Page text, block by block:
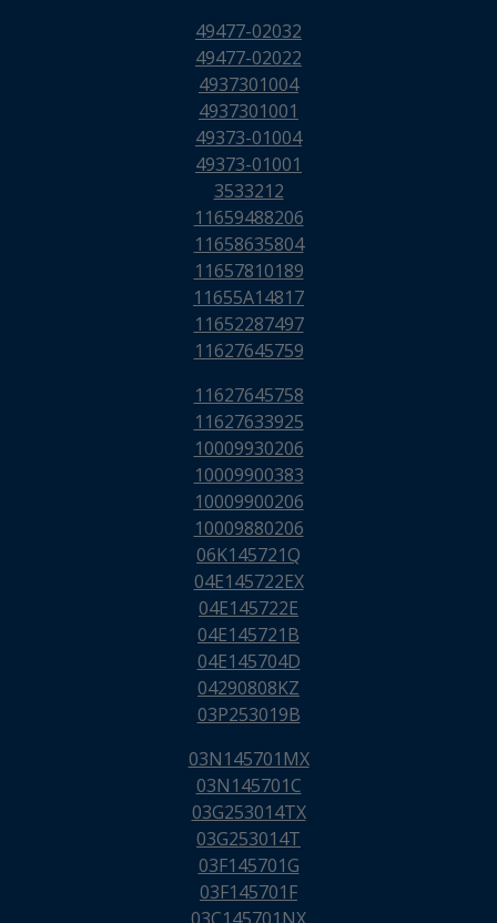
49477-02032
49477-02022
4937301004
4937301001
49373-01004
49373-01001
3533212
11659488206
11658635804
11657810189
11655A14817
11652287497
11627645759
11627645758
11627633925
10009930206
10009900383
10009900206
10009880206
06K145721Q
04E145722EX
04E145722E
04E145721B
04E145704D
04290808KZ
03P253019B
03N145701MX
03N145701C
03G253014TX
03G253014T
03F145701G
03F145701F